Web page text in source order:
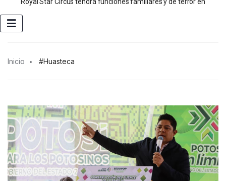
Inicio #Huasteca